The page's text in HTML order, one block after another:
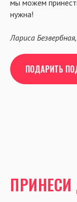
мы можем
нужна!
Лариса
ПОДАРИТЬ